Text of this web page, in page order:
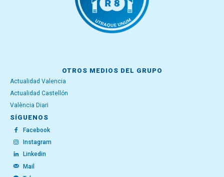
OTROS MEDIOS DEL GRUPO
Actualidad Valencia
Actualidad Castellón
València Diari
SÍGUENOS
Facebook
Instagram
Linkedin
Mail